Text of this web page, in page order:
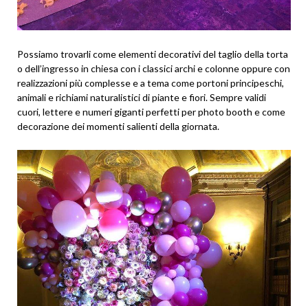
Possiamo trovarli come elementi decorativi del taglio della torta
o dell’ingresso in chiesa con i classici archi e colonne oppure con
realizzazioni più complesse e a tema come portoni principeschi,
animali e richiami naturalistici di piante e fiori. Sempre validi
cuori, lettere e numeri giganti perfetti per photo booth e come
decorazione dei momenti salienti della giornata.